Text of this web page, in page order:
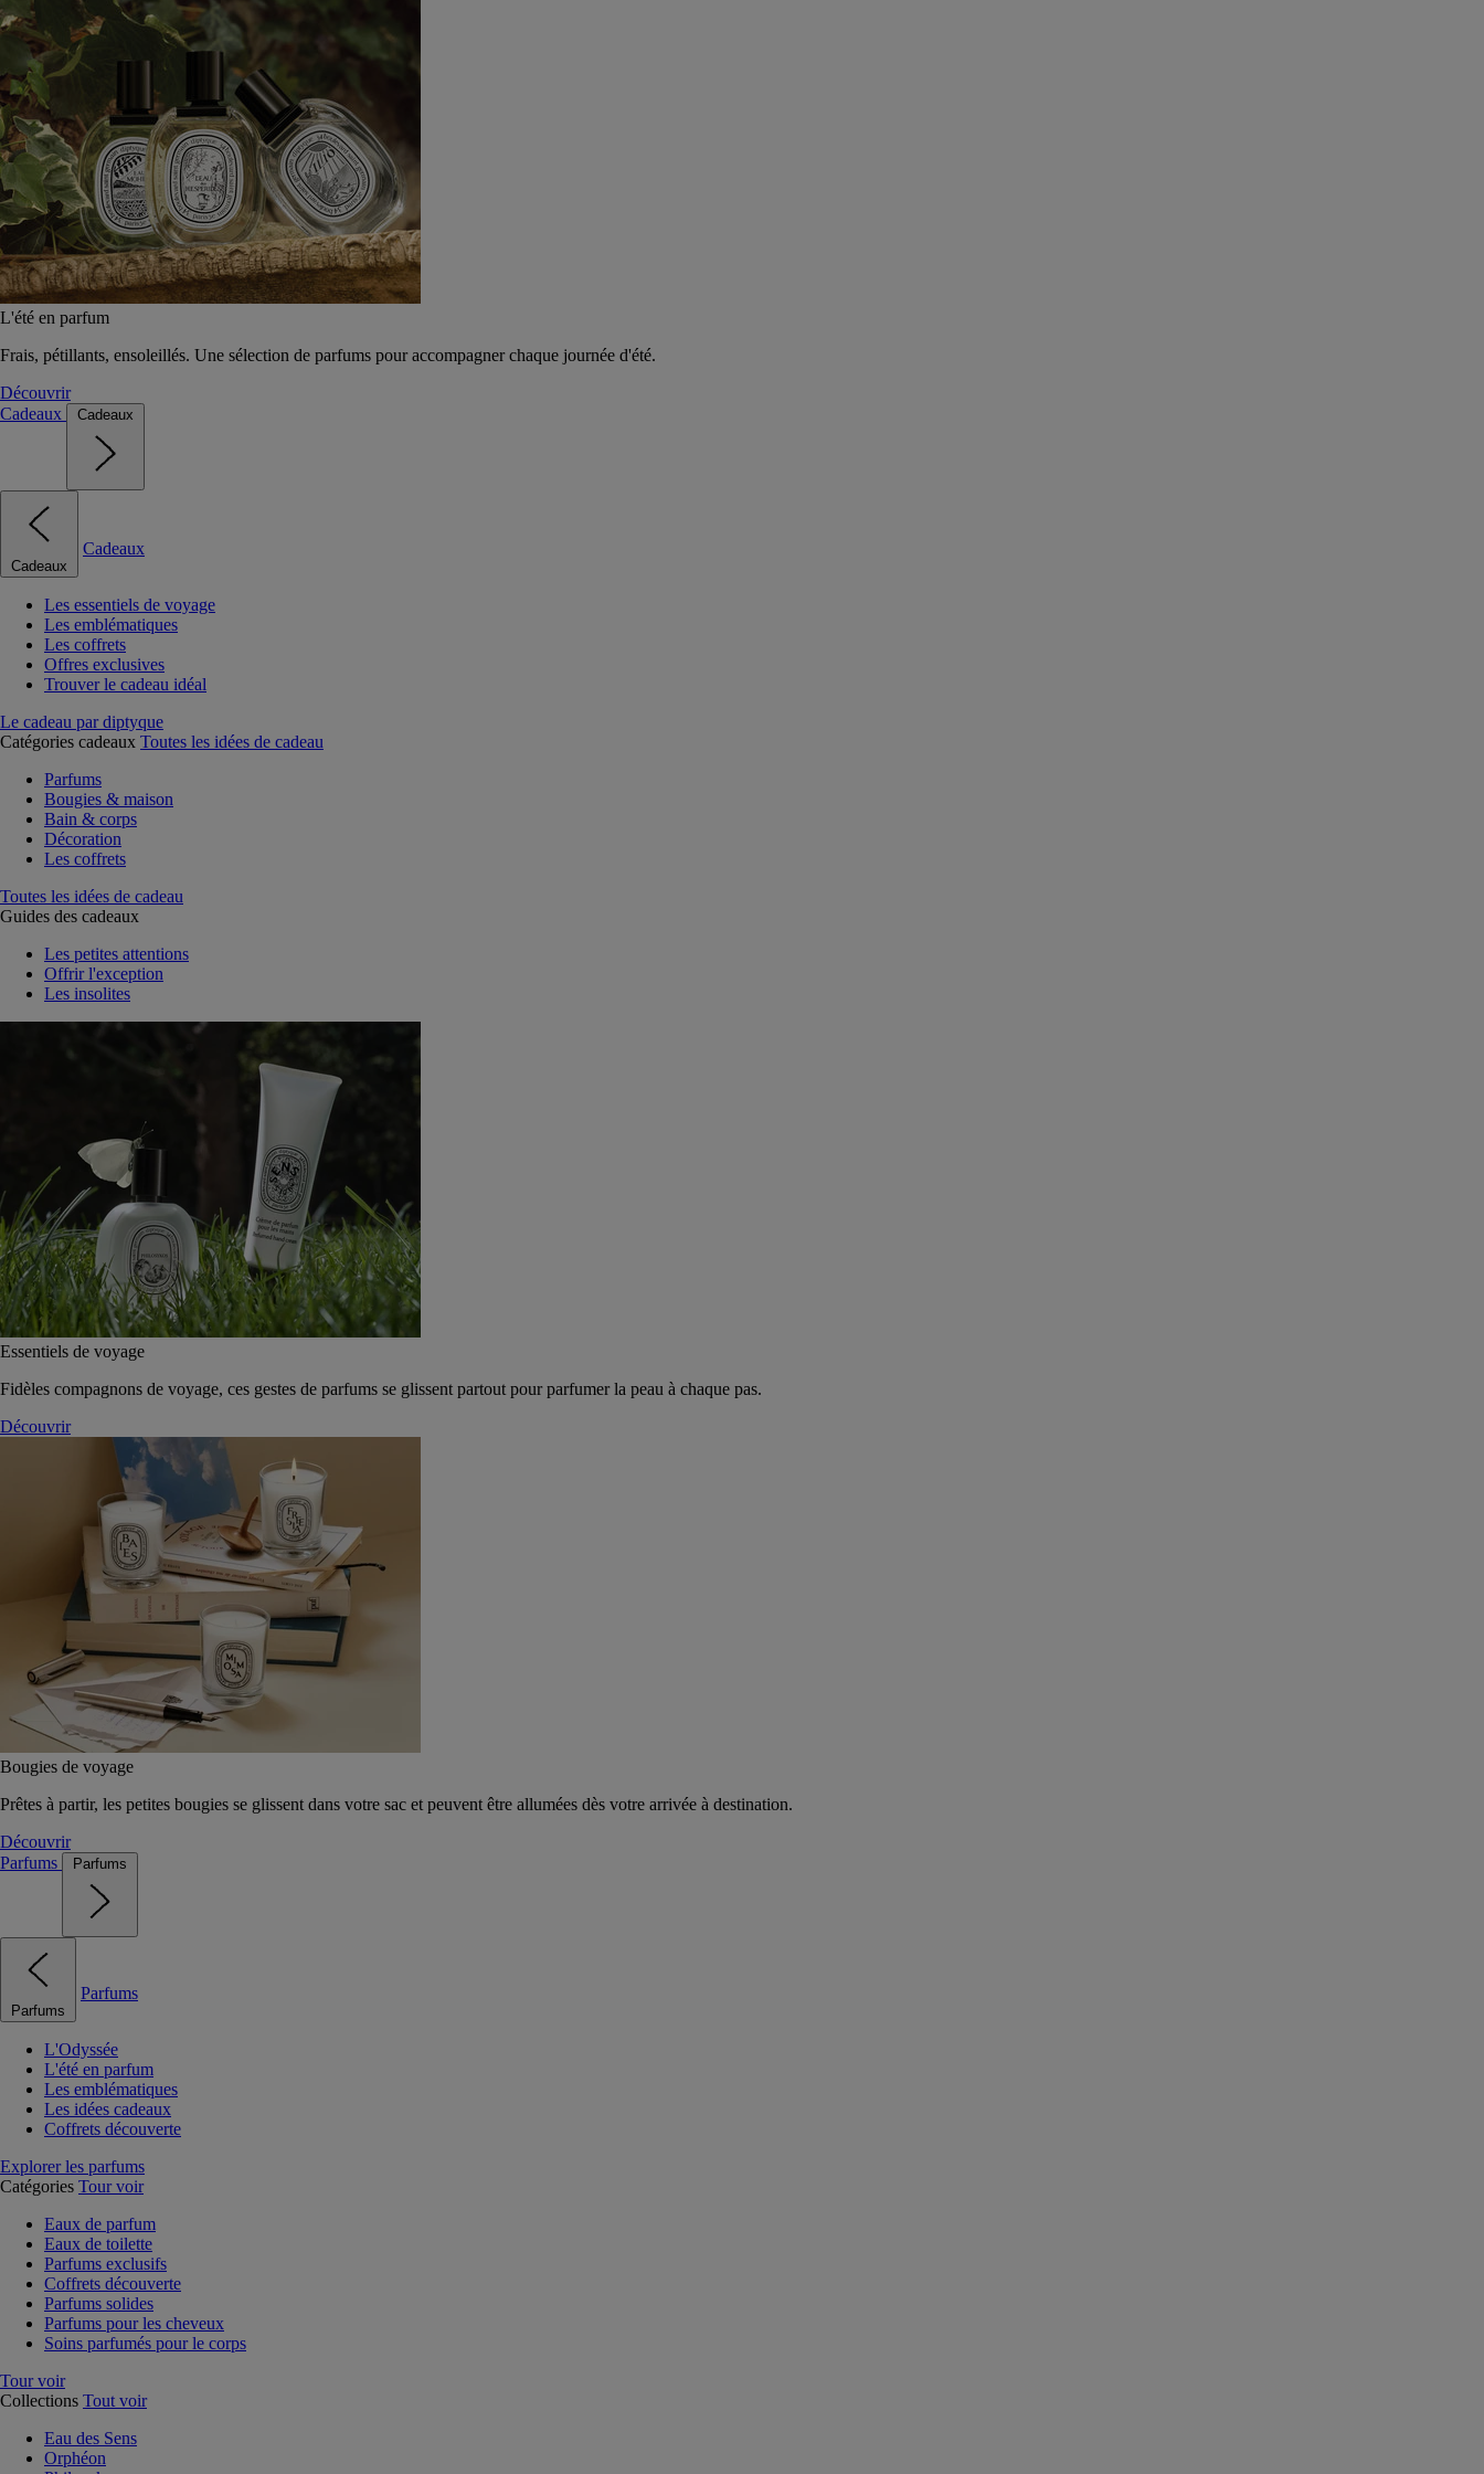
L'été en parfum
Frais, pétillants, ensoleillés. Une sélection de parfums pour accompagner chaque journée d'été.
Découvrir
Cadeaux
Cadeaux
Cadeaux
Cadeaux
Les essentiels de voyage
Les emblématiques
Les coffrets
Offres exclusives
Trouver le cadeau idéal
Le cadeau par diptyque
Catégories cadeaux Toutes les idées de cadeau
Parfums
Bougies & maison
Bain & corps
Décoration
Les coffrets
Toutes les idées de cadeau
Guides des cadeaux
Les petites attentions
Offrir l'exception
Les insolites
Essentiels de voyage
Fidèles compagnons de voyage, ces gestes de parfums se glissent partout pour parfumer la peau à chaque pas.
Découvrir
Bougies de voyage
Prêtes à partir, les petites bougies se glissent dans votre sac et peuvent être allumées dès votre arrivée à destination.
Découvrir
Parfums
Parfums
Parfums
Parfums
L'Odyssée
L'été en parfum
Les emblématiques
Les idées cadeaux
Coffrets découverte
Explorer les parfums
Catégories Tour voir
Eaux de parfum
Eaux de toilette
Parfums exclusifs
Coffrets découverte
Parfums solides
Parfums pour les cheveux
Soins parfumés pour le corps
Tour voir
Collections Tout voir
Eau des Sens
Orphéon